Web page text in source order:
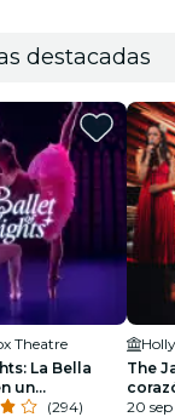
destacadas
Theatre
La Bella
un
(294)
The
20 sep